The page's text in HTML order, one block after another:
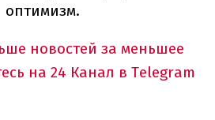
оптимизм.
новостей за меньшее
на 24 Канал в Telegram